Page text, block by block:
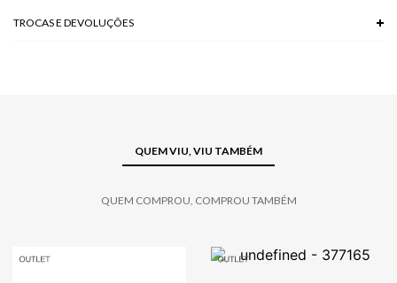
TROCAS E DEVOLUÇÕES
QUEM VIU, VIU TAMBÉM
QUEM COMPROU, COMPROU TAMBÉM